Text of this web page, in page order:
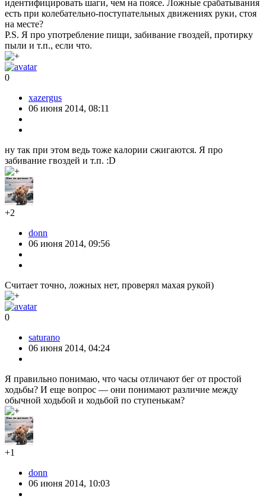
идентифицировать шаги, чем на поясе. Ложные срабатывания
есть при колебательно-поступательных движениях руки, стоя
на месте?
P.S. Я про употребление пищи, забивание гвоздей, протирку
пыли и т.п., если что.
0
xazergus
06 июня 2014, 08:11
ну так при этом ведь тоже калории сжигаются. Я про
забивание гвоздей и т.п. :D
+2
donn
06 июня 2014, 09:56
Считает точно, ложных нет, проверял махая рукой)
0
saturano
06 июня 2014, 04:24
Я правильно понимаю, что часы отличают бег от простой
ходьбы? И еще вопрос — они понимают различие между
обычной ходьбой и ходьбой по ступенькам?
+1
donn
06 июня 2014, 10:03